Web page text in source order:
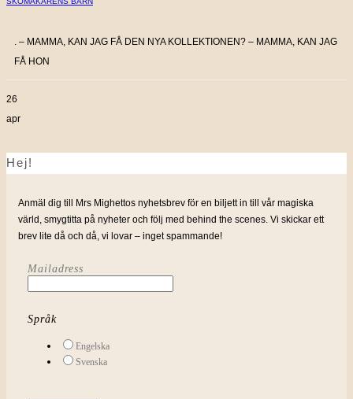
. – MAMMA, KAN JAG FÅ DEN NYA KOLLEKTIONEN? – MAMMA, KAN JAG
FÅ HON
26
apr
Hej!
Anmäl dig till Mrs Mighettos nyhetsbrev för en biljett in till vår magiska
värld, smygtitta på nyheter och följ med behind the scenes. Vi skickar ett
brev lite då och då, vi lovar – inget spammande!
Mailadress
Språk
Engelska
Svenska